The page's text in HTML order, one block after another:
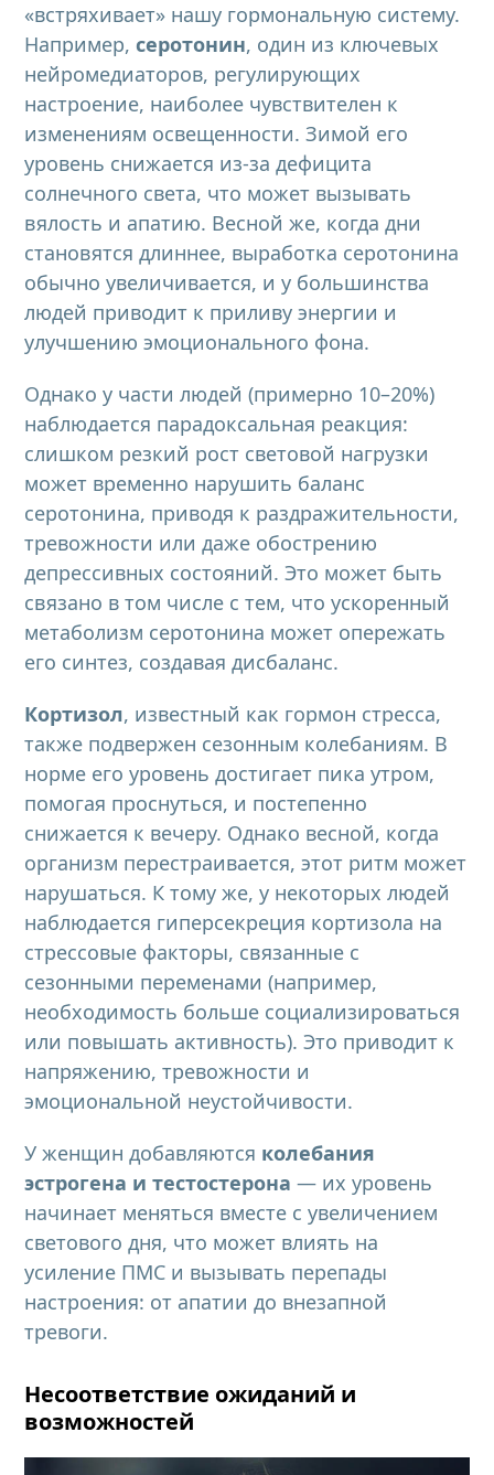
«встряхивает» нашу гормональную систему.
Например,серотонин, один из ключевых
нейромедиаторов, регулирующих
настроение, наиболее чувствителен к
изменениям освещенности. Зимой его
уровень снижается из-за дефицита
солнечного света, что может вызывать
вялость и апатию. Весной же, когда дни
становятся длиннее, выработка серотонина
обычно увеличивается, и у большинства
людей приводит к приливу энергии и
улучшению эмоционального фона.
Однако у части людей (примерно 10–20%)
наблюдается парадоксальная реакция:
слишком резкий рост световой нагрузки
может временно нарушить баланс
серотонина, приводя к раздражительности,
тревожности или даже обострению
депрессивных состояний. Это может быть
связано в том числе с тем, что ускоренный
метаболизм серотонина может опережать
его синтез, создавая дисбаланс.
Кортизол, известный как гормон стресса,
также подвержен сезонным колебаниям. В
норме его уровень достигает пика утром,
помогая проснуться, и постепенно
снижается к вечеру. Однако весной, когда
организм перестраивается, этот ритм может
нарушаться. К тому же, у некоторых людей
наблюдается гиперсекреция кортизола на
стрессовые факторы, связанные с
сезонными переменами (например,
необходимость больше социализироваться
или повышать активность). Это приводит к
напряжению, тревожности и
эмоциональной неустойчивости.
У женщин добавляются колебания
эстрогена и тестостерона — их уровень
начинает меняться вместе с увеличением
светового дня, что может влиять на
усиление ПМС и вызывать перепады
настроения: от апатии до внезапной
тревоги.
Несоответствие ожиданий и
возможностей